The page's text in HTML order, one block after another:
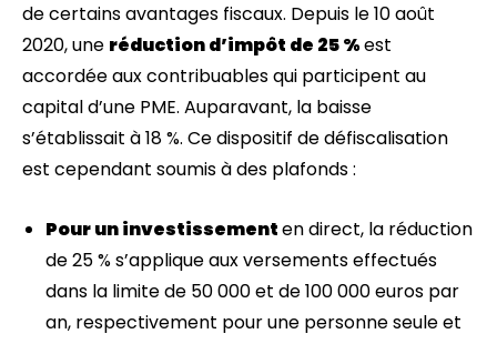
de certains avantages fiscaux. Depuis le 10 août
2020, une réduction d’impôt de 25 %est
accordée aux contribuables qui participent au
capital d’une PME. Auparavant, la baisse
s’établissait à 18 %. Ce dispositif de défiscalisation
est cependant soumis à des plafonds :
Pour un investissementen direct, la réduction
de 25 % s’applique aux versements effectués
dans la limite de 50 000 et de 100 000 euros par
an, respectivement pour une personne seule et